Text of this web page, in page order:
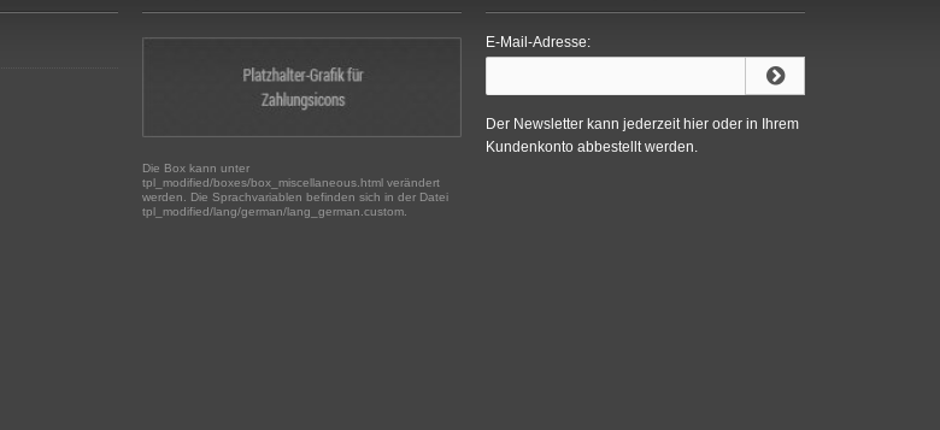
Die Box kann unter
tpl_modified/boxes/box_miscellaneous.html verändert
werden. Die Sprachvariablen befinden sich in der Datei
tpl_modified/lang/german/lang_german.custom.
E-Mail-Adresse:
Der Newsletter kann jederzeit hier oder in Ihrem
Kundenkonto abbestellt werden.